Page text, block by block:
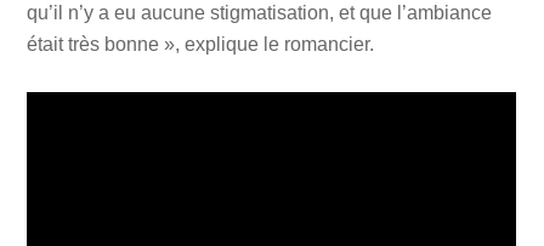
qu’il n’y a eu aucune stigmatisation, et que l’ambiance
était très bonne », explique le romancier.